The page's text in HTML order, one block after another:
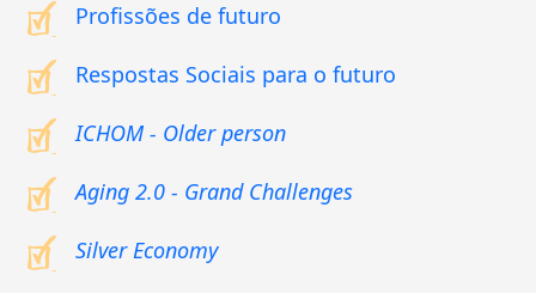
Profissões de futuro
Respostas Sociais para o futuro
ICHOM - Older person
Aging 2.0 - Grand Challenges
Silver Economy